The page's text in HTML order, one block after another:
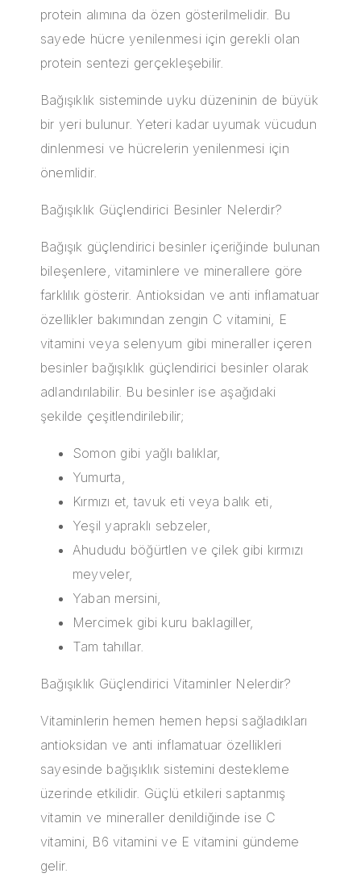
protein alımına da özen gösterilmelidir. Bu
sayede hücre yenilenmesi için gerekli olan
protein sentezi gerçekleşebilir.
Bağışıklık sisteminde uyku düzeninin de büyük
bir yeri bulunur. Yeteri kadar uyumak vücudun
dinlenmesi ve hücrelerin yenilenmesi için
önemlidir.
Bağışıklık Güçlendirici Besinler Nelerdir?
Bağışık güçlendirici besinler içeriğinde bulunan
bileşenlere, vitaminlere ve minerallere göre
farklılık gösterir. Antioksidan ve anti inflamatuar
özellikler bakımından zengin C vitamini, E
vitamini veya selenyum gibi mineraller içeren
besinler bağışıklık güçlendirici besinler olarak
adlandırılabilir. Bu besinler ise aşağıdaki
şekilde çeşitlendirilebilir;
Somon gibi yağlı balıklar,
Yumurta,
Kırmızı et, tavuk eti veya balık eti,
Yeşil yapraklı sebzeler,
Ahududu böğürtlen ve çilek gibi kırmızı
meyveler,
Yaban mersini,
Mercimek gibi kuru baklagiller,
Tam tahıllar.
Bağışıklık Güçlendirici Vitaminler Nelerdir?
Vitaminlerin hemen hemen hepsi sağladıkları
antioksidan ve anti inflamatuar özellikleri
sayesinde bağışıklık sistemini destekleme
üzerinde etkilidir. Güçlü etkileri saptanmış
vitamin ve mineraller denildiğinde ise C
vitamini, B6 vitamini ve E vitamini gündeme
gelir.